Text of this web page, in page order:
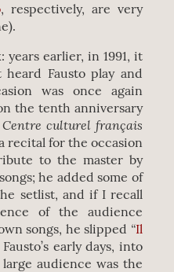
, respectively, are very
years earlier, in 1991, it
Fausto play and
was once again
the tenth anniversary
Centre culturel français
recital for the occasion
to the master by
he added some of
setlist, and if I recall
of the audience
songs, he slipped “Il
early days, into
audience was the